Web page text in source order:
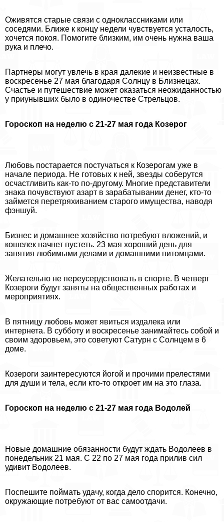
Оживятся старые связи с одноклассниками или
соседями. Ближе к концу недели чувствуется усталость,
хочется покоя. Помогите близким, им очень нужна ваша
рука и плечо.
Партнеры могут увлечь в края далекие и неизвестные в
воскресенье 27 мая благодаря Солнцу в Близнецах.
Счастье и путешествие может оказаться неожиданностью
у приунывших было в одиночестве Стрельцов.
Гороскоп на неделю с 21-27 мая года Козерог
Любовь постарается постучаться к Козерогам уже в
начале периода. Не готовых к ней, звезды соберутся
осчастливить как-то по-другому. Многие представители
знака почувствуют азapт в заpaбатывании денег, кто-то
займется перетряхиванием старого имущества, наводя
фэншуй.
Бизнес и домашнее хозяйство потребуют вложений, и
кошелек начнет пустеть. 23 мая хороший день для
занятия любимыми делами и домашними питомцами.
Желательно не переусердствовать в спорте. В четверг
Козероги будут заняты на общественных работах и
мероприятиях.
В пятницу любовь может явиться издалека или
интернета. В субботу и воскресенье занимайтесь собой и
своим здоровьем, это советуют Сатурн с Солнцем в 6
доме.
Козероги заинтересуются йогой и прочими прелестями
для души и тела, если кто-то откроет им на это глаза.
Гороскоп на неделю с 21-27 мая года Водолей
Новые домашние обязанности будут ждать Водолеев в
понедельник 21 мая. С 22 по 27 мая года прилив сил
удивит Водолеев.
Поспешите поймать удачу, когда дело спорится. Конечно,
окружающие потребуют от вас самоотдачи.